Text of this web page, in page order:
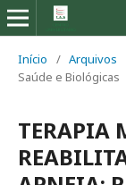
Início / Arquivos
Saúde e Biológicas
TERAPIA